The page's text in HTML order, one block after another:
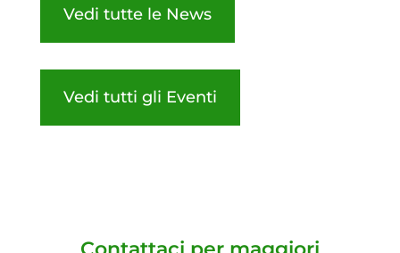
Vedi tutte le News
Vedi tutti gli Eventi